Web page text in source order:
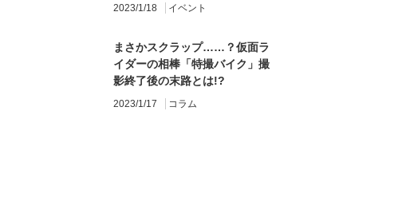
2023/1/18 イベント
まさかスクラップ……？仮面ラ
イダーの相棒「特撮バイク」撮
影終了後の末路とは!?
2023/1/17 コラム